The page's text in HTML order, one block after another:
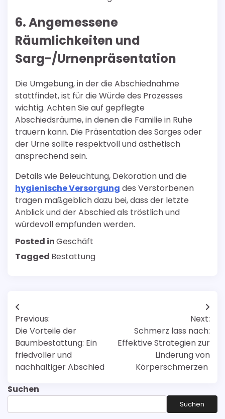
6. Angemessene
Räumlichkeiten und
Sarg-/Urnenpräsentation
Die Umgebung, in der die Abschiednahme
stattfindet, ist für die Würde des Prozesses
wichtig. Achten Sie auf gepflegte
Abschiedsräume, in denen die Familie in Ruhe
trauern kann. Die Präsentation des Sarges oder
der Urne sollte respektvoll und ästhetisch
ansprechend sein.
Details wie Beleuchtung, Dekoration und die
hygienische Versorgung des Verstorbenen
tragen maßgeblich dazu bei, dass der letzte
Anblick und der Abschied als tröstlich und
würdevoll empfunden werden.
Posted inGeschäft
Tagged Bestattung
Post
navigation
Previous:
Die Vorteile der
Baumbestattung: Ein
friedvoller und
nachhaltiger Abschied
Next:
Schmerz lass nach:
Effektive Strategien zur
Linderung von
Körperschmerzen
Suchen
Suchen